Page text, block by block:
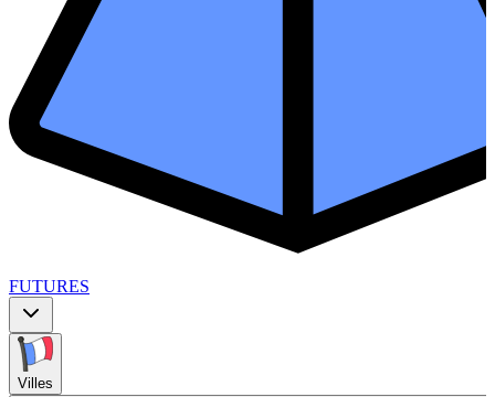
FUTURES
Villes